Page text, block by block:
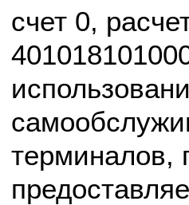
счет 0,
терминалов,